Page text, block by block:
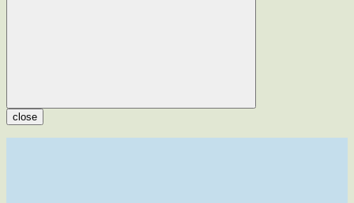
close